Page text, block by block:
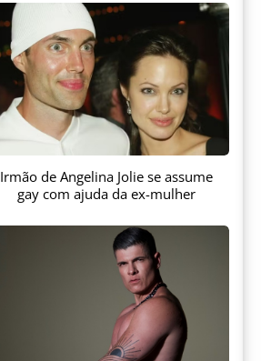
Irmão de Angelina Jolie se assume
gay com ajuda da ex-mulher